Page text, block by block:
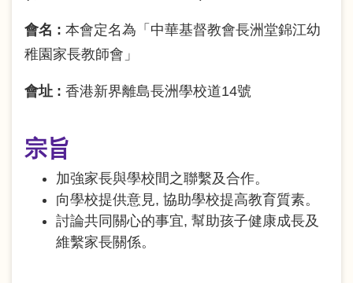
會名 : 本會定名為「中華基督教會長洲堂錦江幼
稚園家長教師會」
會址 : 香港新界離島長洲學校道14號
宗旨
加強家長與學校間之聯繫及合作。
向學校提供意見, 協助學校提高教育質素。
討論共同關心的事宜, 幫助孩子健康成長及
維繫家長關係。